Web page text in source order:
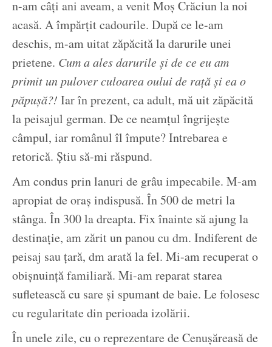
n-am câți ani aveam, a venit Moș Crăciun la noi
acasă. A împărțit cadourile. După ce le-am
deschis, m-am uitat zăpăcită la darurile unei
prietene. Cum a ales darurile și de ce eu am
primit un pulover culoarea oului de rață și ea o
păpușă?! Iar în prezent, ca adult, mă uit zăpăcită
la peisajul german. De ce neamțul îngrijește
câmpul, iar românul îl împute? Intrebarea e
retorică. Știu să-mi răspund.
Am condus prin lanuri de grâu impecabile. M-am
apropiat de oraș indispusă. În 500 de metri la
stânga. În 300 la dreapta. Fix înainte să ajung la
destinație, am zărit un panou cu dm. Indiferent de
peisaj sau țară, dm arată la fel. Mi-am recuperat o
obișnuință familiară. Mi-am reparat starea
sufletească cu sare și spumant de baie. Le folosesc
cu regularitate din perioada izolării.
În unele zile, cu o reprezentare de Cenușăreasă de